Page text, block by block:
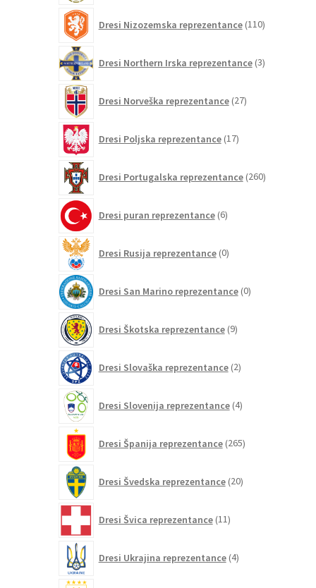
Dresi Nizozemska reprezentance 110izdelkov
Dresi Northern Irska reprezentance 3izdelki
Dresi Norveška reprezentance 27izdelkov
Dresi Poljska reprezentance 17izdelkov
Dresi Portugalska reprezentance 260izdelkov
Dresi puran reprezentance 6izdelkov
Dresi Rusija reprezentance 0izdelkov
Dresi San Marino reprezentance 0izdelkov
Dresi Škotska reprezentance 9izdelkov
Dresi Slovaška reprezentance 2izdelka
Dresi Slovenija reprezentance 4izdelki
Dresi Španija reprezentance 265izdelkov
Dresi Švedska reprezentance 20izdelkov
Dresi Švica reprezentance 11izdelkov
Dresi Ukrajina reprezentance 4izdelki